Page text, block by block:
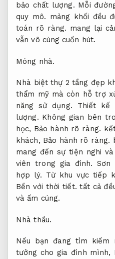
bảo chất lượng. Mỗi
quy mô. mảng khối đều
toán rõ ràng. mang lại
vẫn vô cùng cuốn hút.
Móng nhà.
Nhà biệt thự 2 tầng đẹp
thẩm mỹ mà còn hỗ trợ
năng sử dụng. Thiết kế
lượng. Không gian bên
học, Bảo hành rõ ràng.
khách, Bảo hành rõ ràng.
mang đến sự tiện nghi
viên trong gia đình.Sơn
hợp lý. Từ khu vực tiếp
Bền với thời tiết. tất cả
và ấm cúng.
Nhà thầu.
Nếu bạn đang tìm kiếm
tưởng cho gia đình mình,